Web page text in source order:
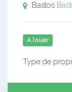
Bastos
A louer
Type de